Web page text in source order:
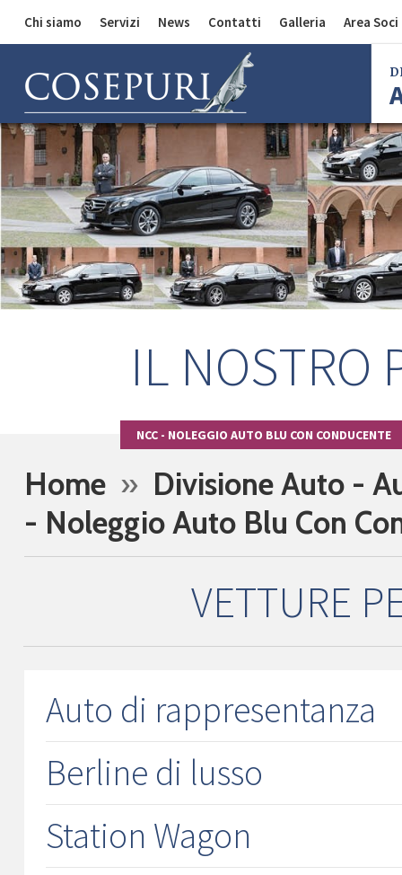
Chi siamo Servizi
Comunicazioni
News Contatti Galleria
Divisione Bus
Area Soci
IL NOSTRO
NCC - NOLEGGIO AUTO BLU CON CONDUCENTE
Home » Divisione Auto -
- Noleggio Auto Blu Con
VETTURE
Auto di rappresentanza
Berline di lusso
Station Wagon